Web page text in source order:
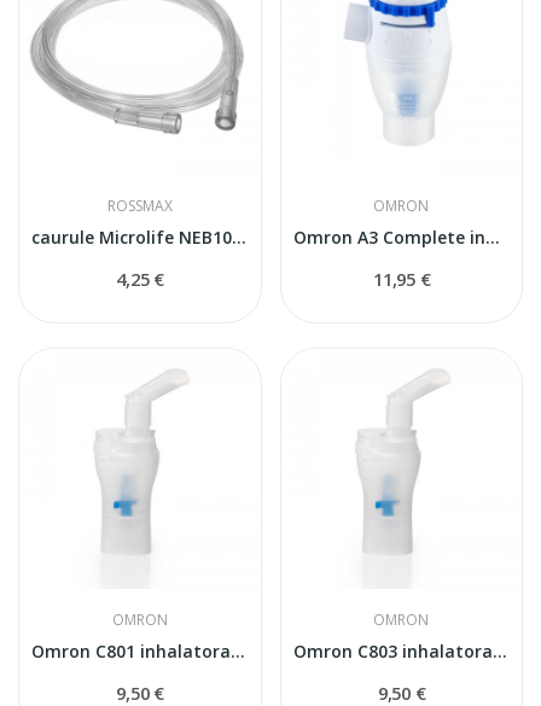
ROSSMAX
caurule Microlife NEB100/200 inhalatoriem
4,25 €
OMRON
Omron A3 Complete inhalatora izsmidizinātājs
11,95 €
OMRON
Omron C801 inhalatora izsmidzinātājs
9,50 €
OMRON
Omron C803 inhalatora izsmidzinātājs
9,50 €